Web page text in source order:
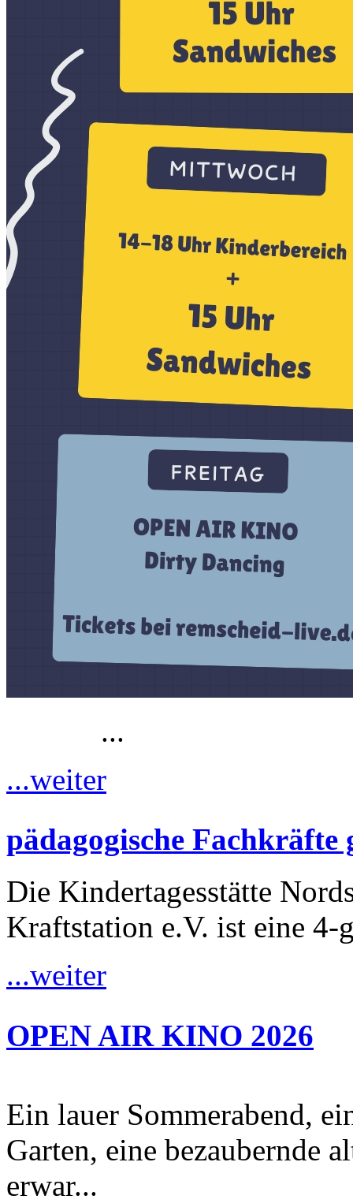
...
...weiter
pädagogische Fachkräfte
Die Kindertagesstätte
Kraftstation e.V. ist eine
...weiter
OPEN AIR KINO 2026
Ein lauer Sommerabend,
Garten, eine bezaubernde
erwar...